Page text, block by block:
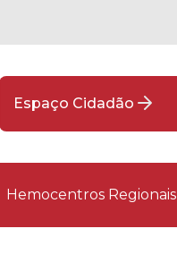
Espaço Cidadão
Hemocentros Regionais